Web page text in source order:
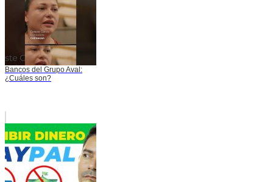
Bancos del Grupo Aval:
¿Cuáles son?